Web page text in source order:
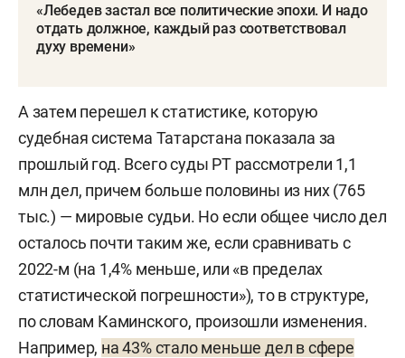
«Лебедев застал все политические эпохи. И надо
отдать должное, каждый раз соответствовал
духу времени»
А затем перешел к статистике, которую
судебная система Татарстана показала за
прошлый год. Всего суды РТ рассмотрели 1,1
млн дел, причем больше половины из них (765
тыс.) — мировые судьи. Но если общее число дел
осталось почти таким же, если сравнивать с
2022-м (на 1,4% меньше, или «в пределах
статистической погрешности»), то в структуре,
по словам Каминского, произошли изменения.
Например, на 43% стало меньше дел в сфере